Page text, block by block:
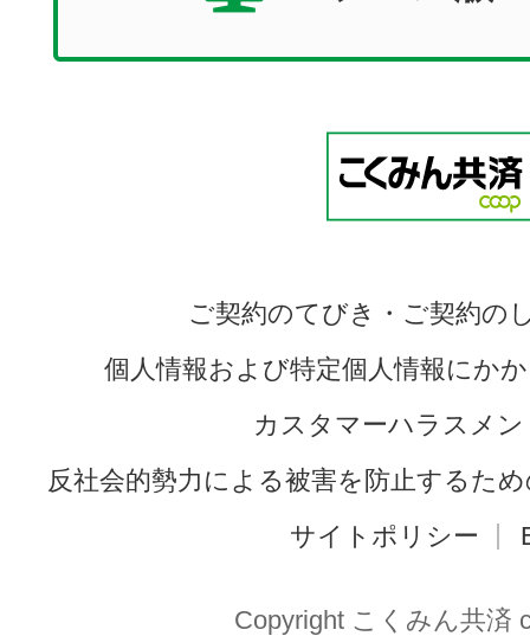
ご契約のてびき・ご契約の
個人情報および特定個人情報にか
カスタマーハラスメ
反社会的勢力による被害を防止するた
サイトポリシー
Copyright こくみん共済